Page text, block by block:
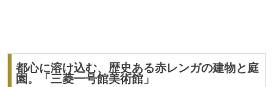
都心に溶け込む、歴史ある赤レンガの建物と庭
園。「三菱一号館美術館」